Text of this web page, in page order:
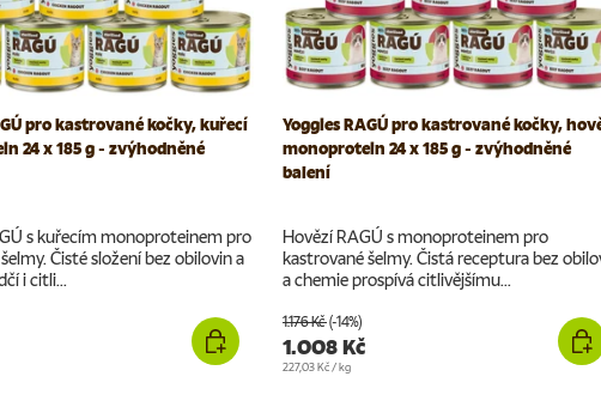
pro kastrované kočky, kuřecí
24 x 185 g - zvýhodněné
s kuřecím monoproteinem pro
Čisté složení bez obilovin a
i citli...
Yoggies RAGÚ pro kastrované kočky,
monoprotein 24 x 185 g - zvýhodněné
balení
Hovězí RAGÚ s monoproteinem pro
kastrované šelmy. Čistá receptura bez
a chemie prospívá citlivějšímu...
1.176 Kč(-14%)
1.008 Kč
Cena za jednotku
227,03 Kč/ kg